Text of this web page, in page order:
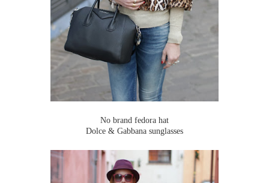
No brand fedora hat
Dolce & Gabbana sunglasses